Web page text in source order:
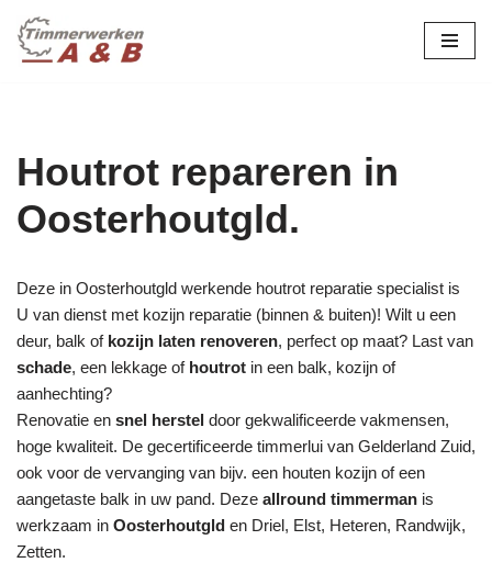
Ga
Houtrot repareren in
Oosterhoutgld.
Deze in Oosterhoutgld werkende houtrot reparatie specialist is
U van dienst met kozijn reparatie (binnen & buiten)! Wilt u een
deur, balk of kozijn laten renoveren, perfect op maat? Last van
schade, een lekkage of houtrot in een balk, kozijn of
aanhechting?
Renovatie en snel herstel door gekwalificeerde vakmensen,
hoge kwaliteit. De gecertificeerde timmerlui van Gelderland Zuid,
ook voor de vervanging van bijv. een houten kozijn of een
aangetaste balk in uw pand. Deze allround timmerman is
werkzaam in Oosterhoutgld en Driel, Elst, Heteren, Randwijk,
Zetten.